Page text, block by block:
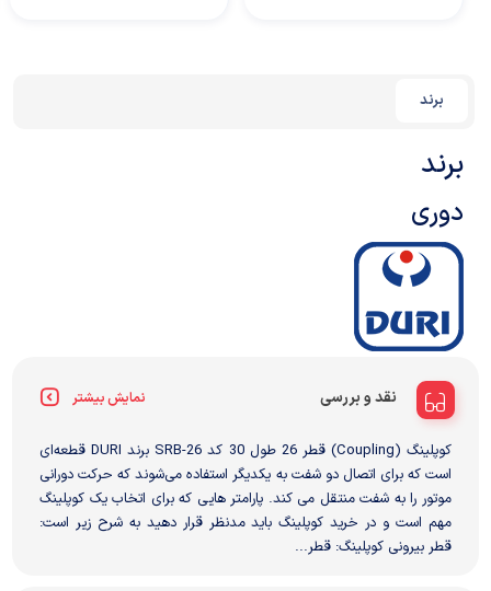
برند
برند
دوری
نقد و بررسی نمایش بیشتر
کوپلینگ (Coupling) قطر 26 طول 30 کد SRB-26 برند DURI قطعه‌ای
است که برای اتصال دو شفت به یکدیگر استفاده می‌شوند که حرکت دورانی
موتور را به شفت منتقل می کند. پارامتر هایی که برای اتخاب یک کوپلینگ
مهم است و در خرید کوپلینگ باید مدنظر قرار دهید به شرح زیر است:
قطر بیرونی کوپلینگ: قطر...